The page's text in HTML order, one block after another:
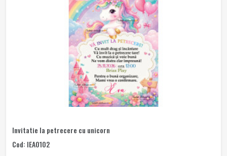
Invitatie la petrecere cu unicorn
Cod: IEA0102